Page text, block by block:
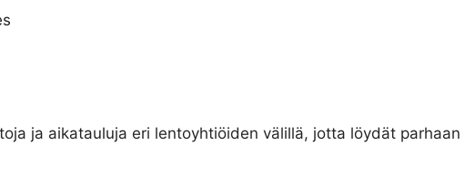
ja aikatauluja eri lentoyhtiöiden välillä, jotta löydät parhaan